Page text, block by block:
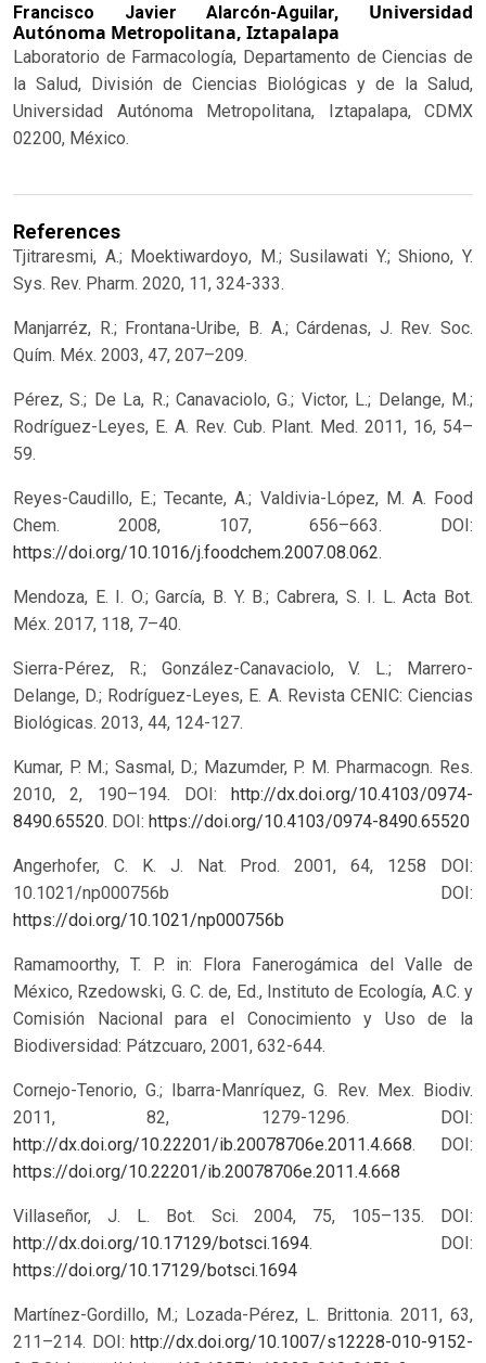
Francisco Javier Alarcón-Aguilar, Universidad
Autónoma Metropolitana, Iztapalapa
Laboratorio de Farmacología, Departamento de Ciencias de
la Salud, División de Ciencias Biológicas y de la Salud,
Universidad Autónoma Metropolitana, Iztapalapa, CDMX
02200, México.
References
Tjitraresmi, A.; Moektiwardoyo, M.; Susilawati Y.; Shiono, Y.
Sys. Rev. Pharm. 2020, 11, 324-333.
Manjarréz, R.; Frontana-Uribe, B. A.; Cárdenas, J. Rev. Soc.
Quím. Méx. 2003, 47, 207–209.
Pérez, S.; De La, R.; Canavaciolo, G.; Victor, L.; Delange, M.;
Rodríguez-Leyes, E. A. Rev. Cub. Plant. Med. 2011, 16, 54–
59.
Reyes-Caudillo, E.; Tecante, A.; Valdivia-López, M. A. Food
Chem. 2008, 107, 656–663. DOI:
https://doi.org/10.1016/j.foodchem.2007.08.062.
Mendoza, E. I. O.; García, B. Y. B.; Cabrera, S. I. L. Acta Bot.
Méx. 2017, 118, 7–40.
Sierra-Pérez, R.; González-Canavaciolo, V. L.; Marrero-
Delange, D.; Rodríguez-Leyes, E. A. Revista CENIC: Ciencias
Biológicas. 2013, 44, 124-127.
Kumar, P. M.; Sasmal, D.; Mazumder, P. M. Pharmacogn. Res.
2010, 2, 190–194. DOI: http://dx.doi.org/10.4103/0974-
8490.65520. DOI: https://doi.org/10.4103/0974-8490.65520
Angerhofer, C. K. J. Nat. Prod. 2001, 64, 1258 DOI:
10.1021/np000756b DOI:
https://doi.org/10.1021/np000756b
Ramamoorthy, T. P. in: Flora Fanerogámica del Valle de
México, Rzedowski, G. C. de, Ed., Instituto de Ecología, A.C. y
Comisión Nacional para el Conocimiento y Uso de la
Biodiversidad: Pátzcuaro, 2001, 632-644.
Cornejo-Tenorio, G.; Ibarra-Manríquez, G. Rev. Mex. Biodiv.
2011, 82, 1279-1296. DOI:
http://dx.doi.org/10.22201/ib.20078706e.2011.4.668. DOI:
https://doi.org/10.22201/ib.20078706e.2011.4.668
Villaseñor, J. L. Bot. Sci. 2004, 75, 105–135. DOI:
http://dx.doi.org/10.17129/botsci.1694. DOI:
https://doi.org/10.17129/botsci.1694
Martínez-Gordillo, M.; Lozada-Pérez, L. Brittonia. 2011, 63,
211–214. DOI: http://dx.doi.org/10.1007/s12228-010-9152-